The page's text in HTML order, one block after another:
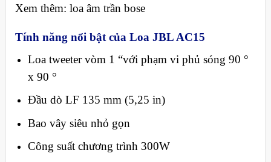
Xem thêm: loa âm trần bose
Tính năng nổi bật của Loa JBL AC15
Loa tweeter vòm 1 “với phạm vi phủ sóng 90 °
x 90 °
Đầu dò LF 135 mm (5,25 in)
Bao vây siêu nhỏ gọn
Công suất chương trình 300W